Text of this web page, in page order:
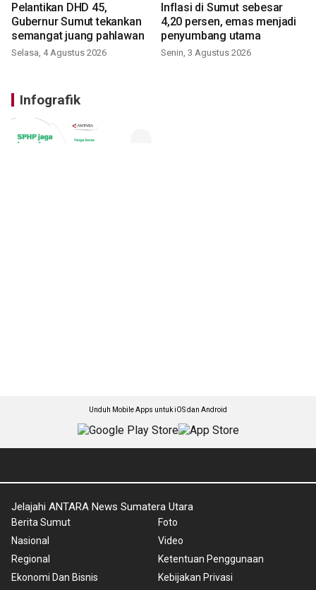
Pelantikan DHD 45,
Gubernur Sumut tekankan
semangat juang pahlawan
Selasa, 4 Agustus 2026
Inflasi di Sumut sebesar
4,20 persen, emas menjadi
penyumbang utama
Senin, 3 Agustus 2026
Infografik
Unduh Mobile Apps untuk iOS dan Android
Jelajahi ANTARA News Sumatera Utara
Berita Sumut
Nasional
Regional
Ekonomi Dan Bisnis
Foto
Video
Ketentuan Penggunaan
Kebijakan Privasi